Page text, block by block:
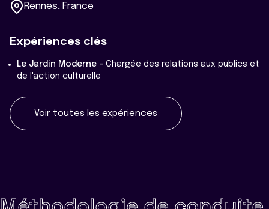
Rennes, France
Expériences clés
Le Jardin Moderne - Chargée des relations aux publics et
de l'action culturelle
Voir toutes les expériences